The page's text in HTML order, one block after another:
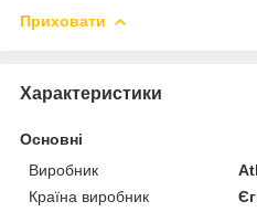
Приховати
Характеристики
Основні
Виробник
Країна виробник